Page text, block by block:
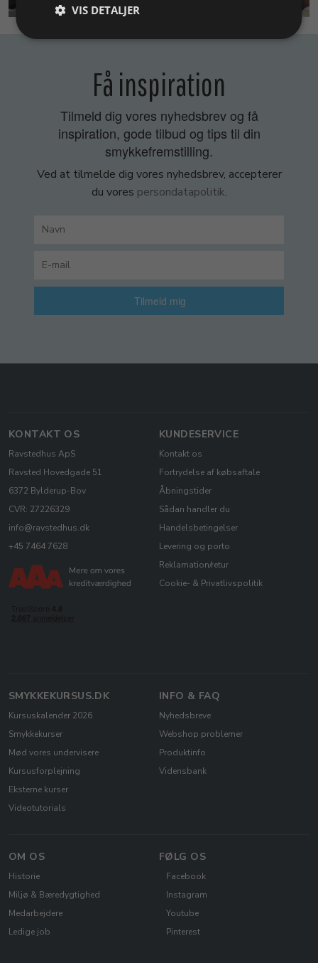
Få inspiration
Tilmeld dig vores nyhedsbrev og få
inspiration, gode tilbud og tips til din
smykkefremstilling.
Ved at tilmelde dig vores nyhedsbrev, accepterer
du vores persondatapolitik.
Tilmeld mig
KONTAKT OS
Ravstedhus ApS
Ravsted Hovedgade 51
6372 Bylderup-Bov
CVR: 27226329
info@ravstedhus.dk
+45 7464 7628
KUNDESERVICE
Kontakt os
Fortrydelse af købsaftale
Åbningstider
Sådan handler du
Handelsbetingelser
Levering og porto
Reklamation/retur
Cookie- & Privatlivspolitik
SMYKKEKURSUS.DK
Kursuskalender 2026
Smykkekurser
Mød vores undervisere
Kursusforplejning
Eksterne kurser
Videotutorials
INFO & FAQ
Nyhedsbreve
Webshop problemer
Produktinfo
Vidensbank
OM OS
Historie
Miljø & Bæredygtighed
Medarbejdere
Ledige job
FØLG OS
Facebook
Instagram
Youtube
Pinterest
VIS DETALJER